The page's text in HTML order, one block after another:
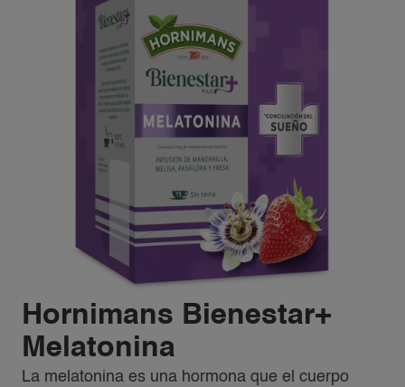
Hornimans Bienestar+
Melatonina
La melatonina es una hormona que el cuerpo